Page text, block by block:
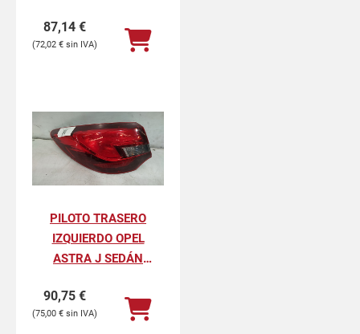
87,14 €
72,02 €
PILOTO TRASERO
IZQUIERDO OPEL
ASTRA J SEDÁN
90,75 €
75,00 €